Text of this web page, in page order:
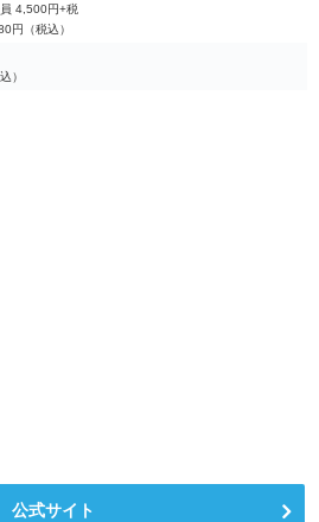
4,500円+税
円（税込）
）
公式サイト